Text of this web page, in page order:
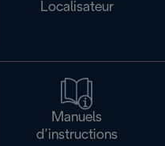
Localisateur
Manuels
d’instructions